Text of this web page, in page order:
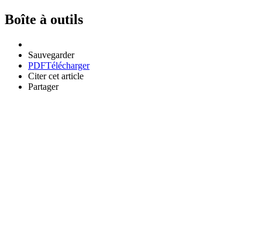
Boîte à outils
Sauvegarder
PDFTélécharger
Citer cet article
Partager